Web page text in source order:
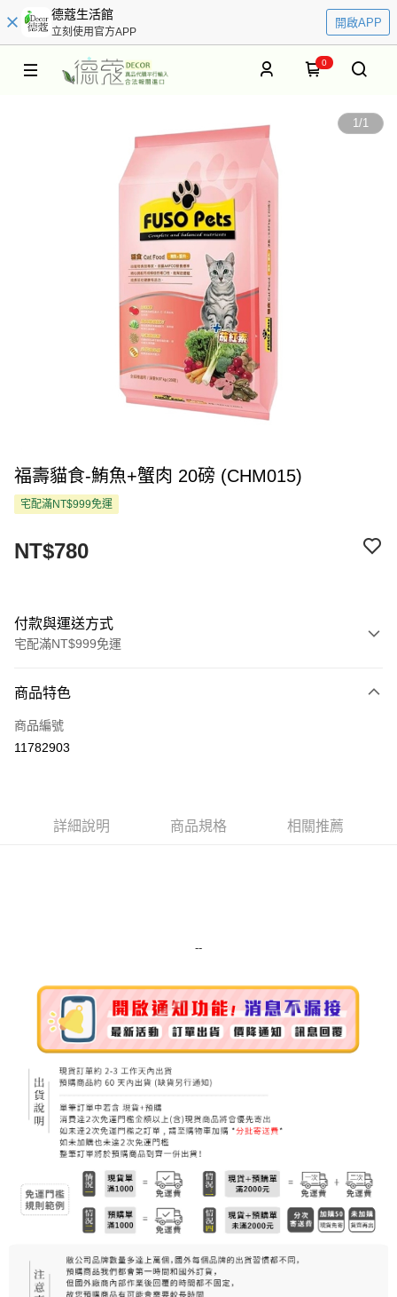
德蔻生活館
立刻使用官方APP
開啟APP
0
1/1
福壽貓食-鮪魚+蟹肉 20磅 (CHM015)
宅配滿NT$999免運
NT$780
付款與運送方式
宅配滿NT$999免運
信用卡一次付款
LINE Pay
每筆NT$100，滿NT$999(含以上)免運費
離島宅配（澎湖、金門、馬祖、小琉球）
每筆NT$250，滿NT$3,000(含以上)免運費
付款後門市自取
免運費
商品特色
商品編號
11782903
詳細說明 商品規格 相關推薦
--